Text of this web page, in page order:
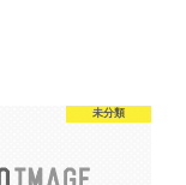
未分類